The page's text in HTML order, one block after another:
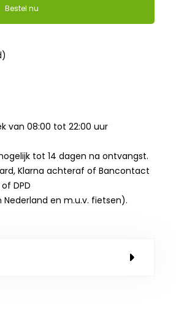
Bestel nu
van 08:00 tot 22:00 uur
tot 14 dagen na ontvangst.
Klarna achteraf of Bancontact
DPD
en m.u.v. fietsen).